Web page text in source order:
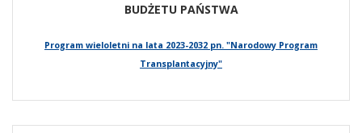
BUDŻETU PAŃSTWA
Program wieloletni na lata 2023-2032 pn. "Narodowy Program
Transplantacyjny"